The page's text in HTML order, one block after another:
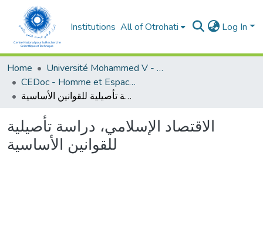
Institutions All of Otrohati Log In
Home
Université Mohammed V - Rabat
CEDoc - Homme et Espace dans le Monde Méditerranéen
الاقتصاد الإسلامي، دراسة تأصيلية للقوانين الأساسية
الاقتصاد الإسلامي، دراسة تأصيلية
للقوانين الأساسية